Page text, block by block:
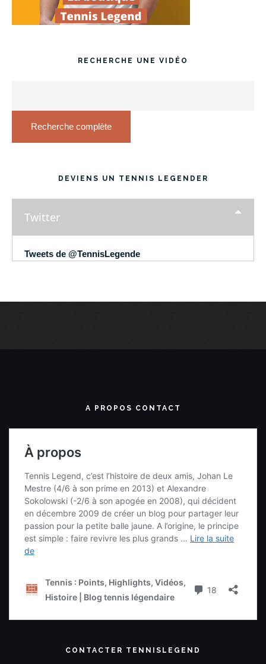
RECHERCHE UNE VIDÉO
Recherche complète
DEVIENS UN TENNIS LEGENDER
Twitter
Tweets de @TennisLegende
A PROPOS CONTACT
CONTACTER TENNISLEGEND